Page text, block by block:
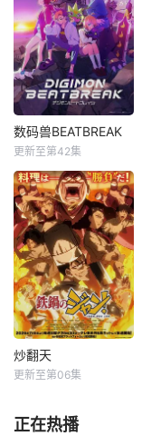
数码兽BEATBREAK
更新至第42集
炒翻天
更新至第06集
正在热播